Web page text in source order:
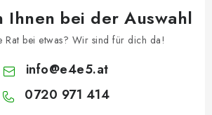
Ihnen bei der Auswahl
Rat bei etwas? Wir sind für dich da!
info@e4e5.at
0720 971 414